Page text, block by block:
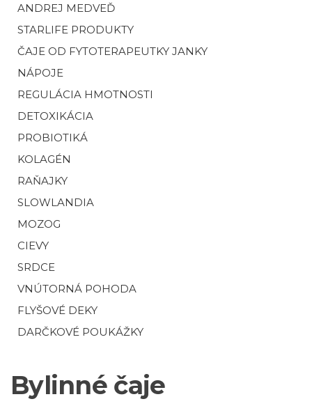
ANDREJ MEDVEĎ
STARLIFE PRODUKTY
ČAJE OD FYTOTERAPEUTKY JANKY
NÁPOJE
REGULÁCIA HMOTNOSTI
DETOXIKÁCIA
PROBIOTIKÁ
KOLAGÉN
RAŇAJKY
SLOWLANDIA
MOZOG
CIEVY
SRDCE
VNÚTORNÁ POHODA
FLYŠOVÉ DEKY
DARČKOVÉ POUKÁŽKY
Bylinné čaje